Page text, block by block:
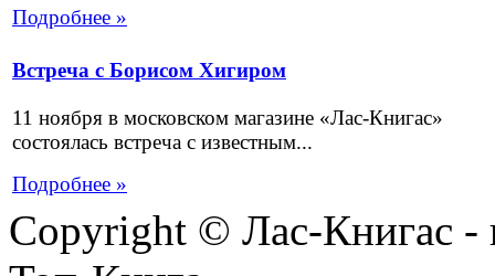
Подробнее »
Встреча с Борисом Хигиром
11 ноября в московском магазине «Лас-Книгас»
состоялась встреча с известным...
Подробнее »
Copyright © Лас-Книгас